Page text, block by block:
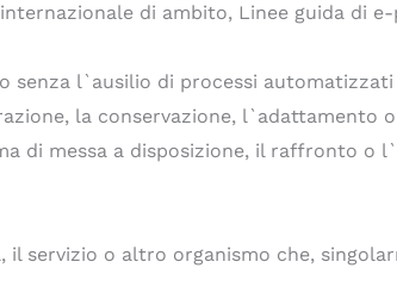
di ambito, Linee guida di
senza l`ausilio di processi
la conservazione, l`adattamento
di messa a disposizione, il raffronto o
servizio o altro organismo che,